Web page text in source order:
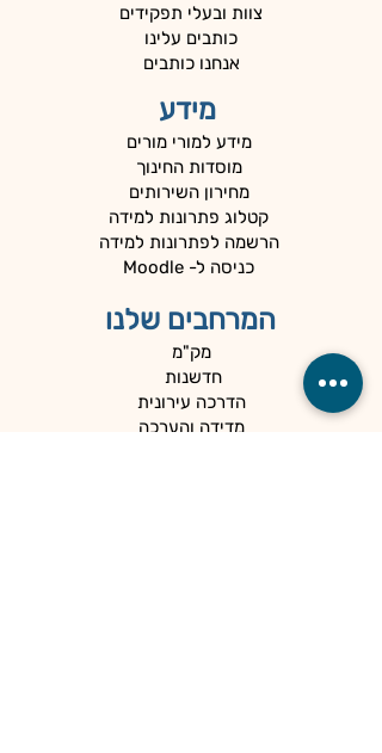
צוות ובעלי תפקידים
כותבים עלינו
אנחנו כותבים
מידע
מידע למורי מורים
מוסדות החינוך
מחירון השירותים
קטלוג פתרונות למידה
הרשמה לפתרונות למידה
כניסה ל- Moodle
המרחבים שלנו
מק"מ
חדשנות
הדרכה עירונית
מדידה והערכה